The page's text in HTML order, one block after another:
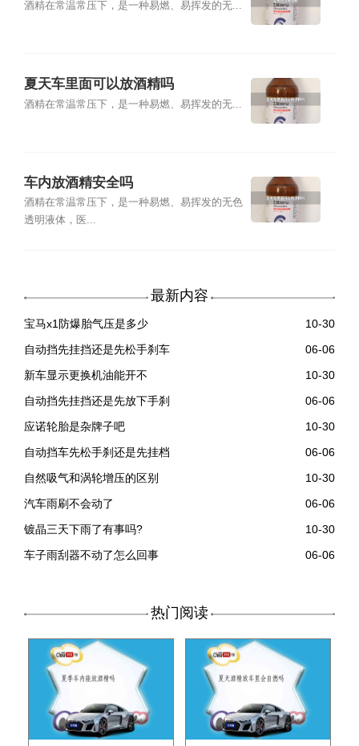
酒精在常温常压下，是一种易燃、易挥发的无...
夏天车里面可以放酒精吗
酒精在常温常压下，是一种易燃、易挥发的无...
车内放酒精安全吗
酒精在常温常压下，是一种易燃、易挥发的无色
透明液体，医...
最新内容
宝马x1防爆胎气压是多少
10-30
自动挡先挂挡还是先松手刹车
06-06
新车显示更换机油能开不
10-30
自动挡先挂挡还是先放下手刹
06-06
应诺轮胎是杂牌子吧
10-30
自动挡车先松手刹还是先挂档
06-06
自然吸气和涡轮增压的区别
10-30
汽车雨刷不会动了
06-06
镀晶三天下雨了有事吗?
10-30
车子雨刮器不动了怎么回事
06-06
热门阅读